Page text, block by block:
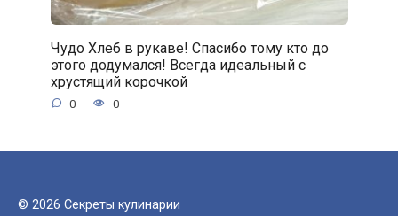
Чудо Хлеб в рукаве! Спасибо тому кто до
этого додумался! Всегда идеальный с
хрустящий корочкой
0 0
© 2026 Секреты кулинарии